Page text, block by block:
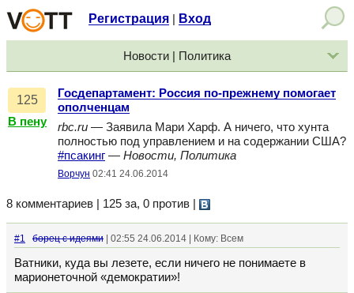
Регистрация Вход
Новости | Политика
125
В пену
Госдепартамент: Россия по-прежнему помогает
ополченцам
rbc.ru — Заявила Мари Харф. А ничего, что хунта
полностью под управлением и на содержании США?
#псакинг — Новости, Политика
Ворчун 02:41 24.06.2014
8 комментариев | 125 за, 0 против
#1 борец с идеями | 02:55 24.06.2014 | Кому: Всем
Ватники, куда вы лезете, если ничего не понимаете в
марионеточной «демократии»!